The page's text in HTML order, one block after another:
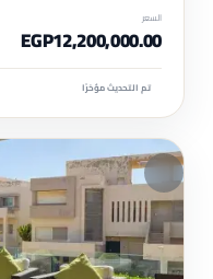
السعر
EGP12,200,000.00
تم التحديث مؤخرًا